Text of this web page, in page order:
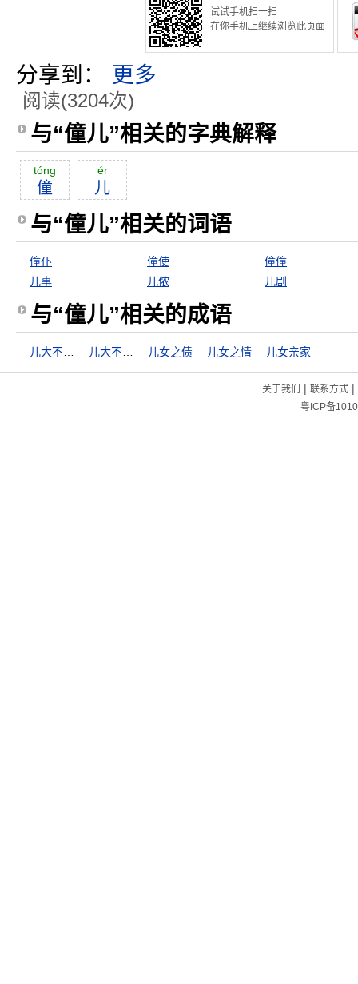
试试手机扫一扫
在你手机上继续浏览此页面
分享到： 更多
阅读(3204次)
与“僮儿”相关的字典解释
tóng
僮
ér
儿
与“僮儿”相关的词语
僮仆 僮使
僮僮
儿事
儿侬 儿剧
与“僮儿”相关的成语
儿女之债 儿女之情 儿女亲家
关于我们 | 联系方式|
粤ICP备